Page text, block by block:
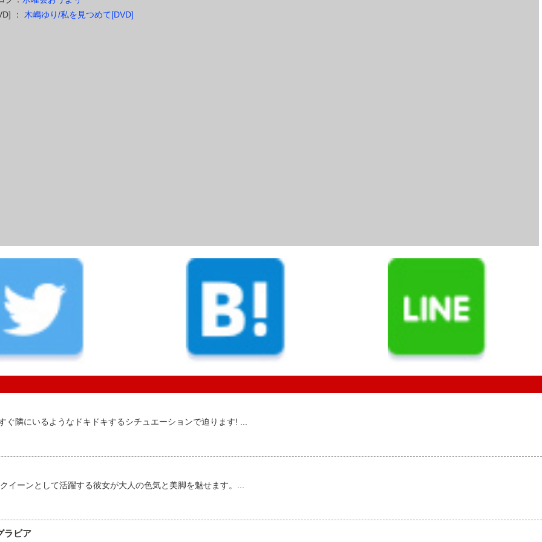
：
木嶋ゆり/私を見つめて[DVD]
隣にいるようなドキドキするシチュエーションで迫ります! ...
イーンとして活躍する彼女が大人の色気と美脚を魅せます。...
ラビア